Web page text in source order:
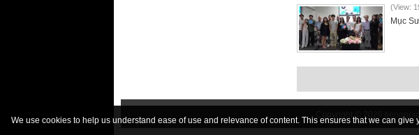
(View:
Mục
Copyright © 2026
We use cookies to help us understand ease of use and relevance of content. This ensures that we can